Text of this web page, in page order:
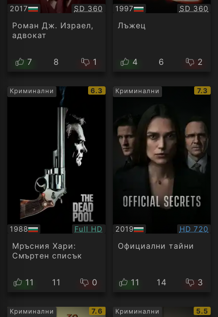
2017
БГ
аудио
Качество:
SD 360
Роман Дж. Израел,
адвокат
7 8 1
1997
БГ
аудио
SD 360
Лъжец
4 6 2
Криминални
IMDb
рейтинг:
6.3
1988
БГ
аудио
Качество:
Full HD
Мръсния Хари:
Смъртен списък
11 11 0
Криминални
IMDb
7.3
2019
БГ
аудио
HD 720
Официални тайни
11 14 3
Криминални
IMDb
7.6 Криминални
IMDb
5.5